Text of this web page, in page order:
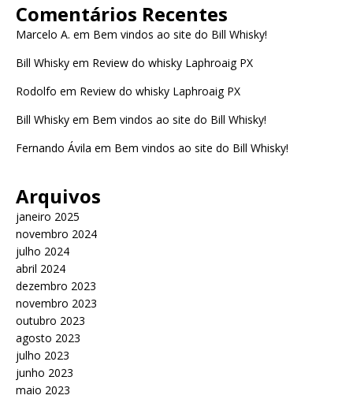
Comentários Recentes
Marcelo A. em Bem vindos ao site do Bill Whisky!
Bill Whisky em Review do whisky Laphroaig PX
Rodolfo em Review do whisky Laphroaig PX
Bill Whisky em Bem vindos ao site do Bill Whisky!
Fernando Ávila em Bem vindos ao site do Bill Whisky!
Arquivos
janeiro 2025
novembro 2024
julho 2024
abril 2024
dezembro 2023
novembro 2023
outubro 2023
agosto 2023
julho 2023
junho 2023
maio 2023